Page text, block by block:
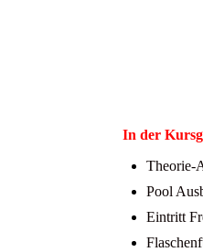
In der
Theorie-
Pool
Eintritt